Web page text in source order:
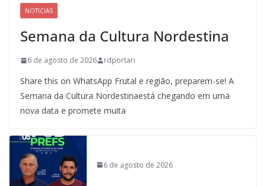
NOTICIAS
Semana da Cultura Nordestina
6 de agosto de 2026 rdportari
Share this on WhatsApp Frutal e região, preparem-se! A
Semana da Cultura Nordestinaestá chegando em uma
nova data e promete muita
6 de agosto de 2026